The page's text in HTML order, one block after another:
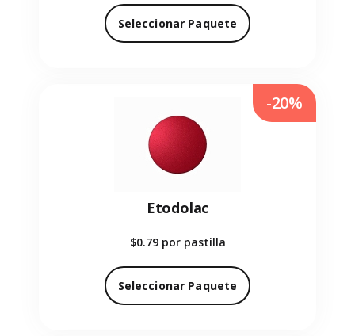
Seleccionar Paquete
Etodolac
$0.79 por pastilla
Seleccionar Paquete
-20%